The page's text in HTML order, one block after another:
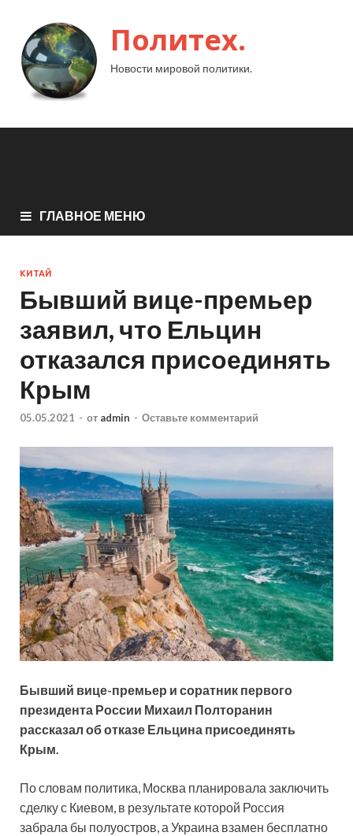
Политех.
Новости мировой политики.
ГЛАВНОЕ МЕНЮ
КИТАЙ
Бывший вице-премьер
заявил, что Ельцин
отказался присоединять
Крым
05.05.2021 - от admin - Оставьте комментарий
Бывший вице-премьер и соратник первого
президента России Михаил Полторанин
рассказал об отказе Ельцина присоединять
Крым.
По словам политика, Москва планировала заключить
сделку с Киевом, в результате которой Россия
забрала бы полуостров, а Украина взамен бесплатно